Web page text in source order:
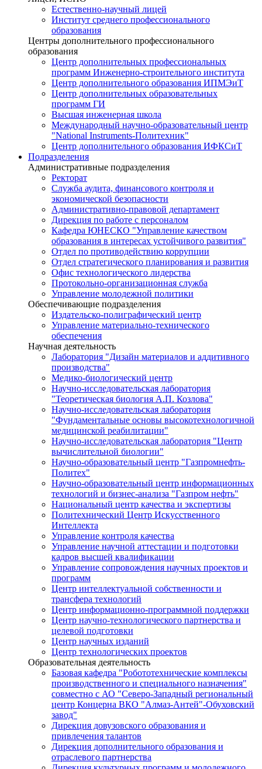
Естественно-научный лицей
Институт среднего профессионального
образования
Центры дополнительного профессионального
образования
Центр дополнительных профессиональных
программ Инженерно-строительного института
Центр дополнительного образования ИПМЭиТ
Центр дополнительных образовательных
программ ГИ
Высшая инженерная школа
Международный научно-образовательный центр
"National Instruments-Политехник"
Центр дополнительного образования ИФКСиТ
Подразделения
Административные подразделения
Ректорат
Служба аудита, финансового контроля и
экономической безопасности
Административно-правовой департамент
Дирекция по работе с персоналом
Кафедра ЮНЕСКО "Управление качеством
образования в интересах устойчивого развития"
Отдел по противодействию коррупции
Отдел стратегического планирования и развития
Офис технологического лидерства
Протокольно-организационная служба
Управление молодежной политики
Обеспечивающие подразделения
Издательско-полиграфический центр
Управление материально-технического
обеспечения
Научная деятельность
Лаборатория "Дизайн материалов и аддитивного
производства"
Медико-биологический центр
Научно-исследовательская лаборатория
"Теоретическая биология А.П. Козлова"
Научно-исследовательская лаборатория
"Фундаментальные основы высокотехнологичной
медицинской реабилитации"
Научно-исследовательская лаборатория "Центр
вычислительной биологии"
Научно-образовательный центр "Газпромнефть-
Политех"
Научно-образовательный центр информационных
технологий и бизнес-анализа "Газпром нефть"
Национальный центр качества и экспертизы
Политехнический Центр Искусственного
Интеллекта
Управление контроля качества
Управление научной аттестации и подготовки
кадров высшей квалификации
Управление сопровождения научных проектов и
программ
Центр интеллектуальной собственности и
трансфера технологий
Центр информационно-программной поддержки
Центр научно-технологического партнерства и
целевой подготовки
Центр научных изданий
Центр технологических проектов
Образовательная деятельность
Базовая кафедра "Робототехнические комплексы
производственного и специального назначения"
совместно с АО "Северо-Западный региональный
центр Концерна ВКО "Алмаз-Антей"-Обуховский
завод"
Дирекция довузовского образования и
привлечения талантов
Дирекция дополнительного образования и
отраслевого партнерства